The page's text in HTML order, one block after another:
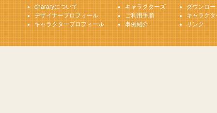
chararyについて
デザイナープロフィール
キャラクタープロフィール
キャラクターズ
ご利用手順
事例紹介
ダウンロ
キャラク
リンク